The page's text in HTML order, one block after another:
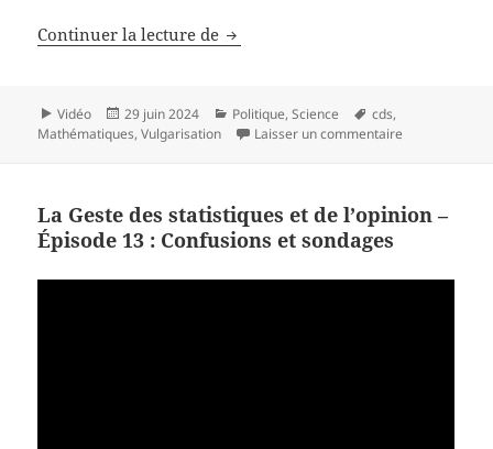
Continuer la lecture de La Geste des statistiques et de
Format
Vidéo
Publié
le
29 juin 2024 Catégories
Politique,Science
Mots-
clés
cds,
Mathématiques,Vulgarisation Laisser un commentaire
La Geste des statistiques et de l’opinion –
Épisode 13 : Confusions et sondages